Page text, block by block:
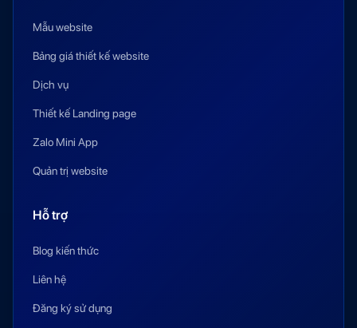
Mẫu website
Bảng giá thiết kế website
Dịch vụ
Thiết kế Landing page
Zalo Mini App
Quản trị website
Hỗ trợ
Blog kiến thức
Liên hệ
Đăng ký sử dụng